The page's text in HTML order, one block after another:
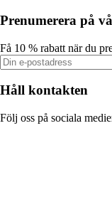
Prenumerera på
Få 10 % rabatt när du
Håll kontakten
Följ oss på sociala